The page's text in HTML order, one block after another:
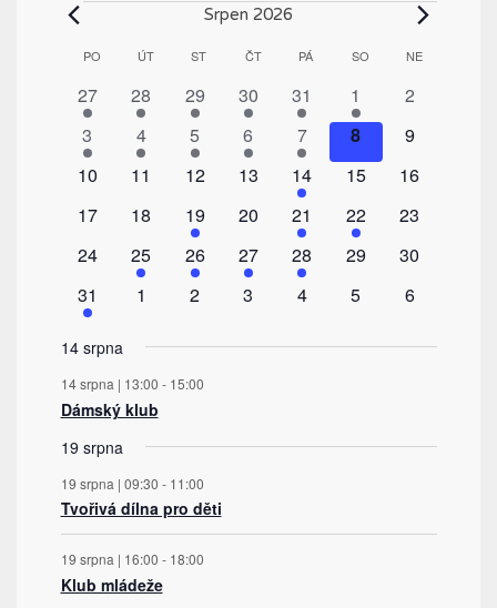
Akce Srpen 2026
Kalendář
Akce
PO PONDĚLÍ
ÚTÚTERÝST STŘEDAČTČTVRTEK
PÁPÁTEK SO SOBOTA
NENEDĚLE
1
akce
27
1
akce
28
1
akce
29
1
akce
30
1
akce
31
1
akce
1
0
2
1
akce
3
1
akce
4
1
akce
5
1
akce
6
1
akce
7
0
akce
8
0
9
0
10
0
11
0
12
0
13
1
akce
14
0
15
0
16
0
17
0
18
2
akce
19
0
20
1
akce
21
1
akce
22
0
23
0
24
1
akce
25
1
akce
26
1
akce
27
1
akce
28
0
29
0
30
1
akce
31
0
1
0
2
0
3
0
4
0
5
0
6
14 srpna
14 srpna | 13:00 - 15:00
Dámský klub
19 srpna
19 srpna | 09:30 - 11:00
Tvořivá dílna pro děti
19 srpna | 16:00 - 18:00
Klub mládeže